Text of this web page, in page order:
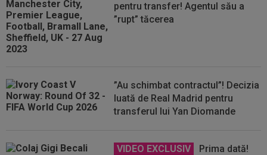
pentru transfer! Agentul său a
”rupt” tăcerea
”Au schimbat contractul”! Decizia
luată de Real Madrid pentru
transferul lui Yan Diomande
VIDEO EXCLUSIV
Prima dată!